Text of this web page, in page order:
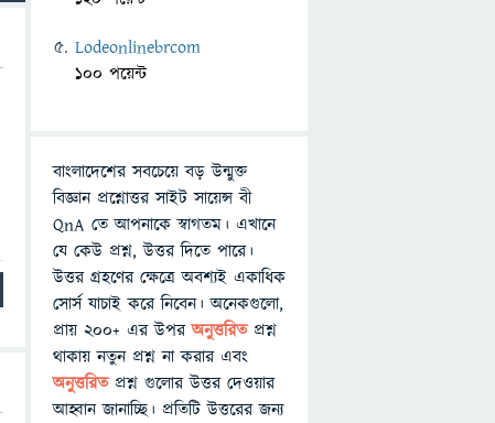
Lodeonlinebrcom
100 পয়েন্ট
বাংলাদেশের সবচেয়ে বড় উন্মুক্ত
বিজ্ঞান প্রশ্নোত্তর সাইট সায়েন্স বী
QnA তে আপনাকে স্বাগতম। এখানে
যে কেউ প্রশ্ন, উত্তর দিতে পারে।
উত্তর গ্রহণের ক্ষেত্রে অবশ্যই একাধিক
সোর্স যাচাই করে নিবেন। অনেকগুলো,
প্রায় ২০০+ এর উপরঅনুত্তরিতপ্রশ্ন
থাকায় নতুন প্রশ্ন না করার এবং
অনুত্তরিত প্রশ্ন গুলোর উত্তর দেওয়ার
আহ্বান জানাচ্ছি। প্রতিটি উত্তরের জন্য